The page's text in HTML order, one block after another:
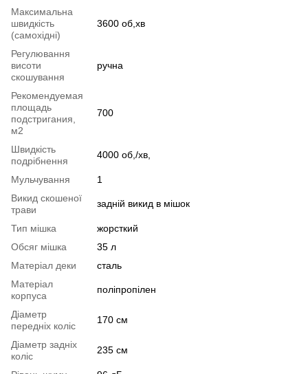
Максимальна
швидкість
(самохідні)
3600 об,хв
Регулювання
висоти
скошування
ручна
Рекомендуемая
площадь
подстригания,
м2
700
Швидкість
подрібнення
4000 об,/хв,
Мульчування
1
Викид скошеної
трави
задній викид в мішок
Тип мішка
жорсткий
Обсяг мішка
35 л
Матеріал деки
сталь
Матеріал
корпуса
поліпропілен
Діаметр
передніх коліс
170 см
Діаметр задніх
коліс
235 см